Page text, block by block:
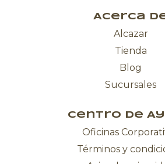
Acerca
Alcazar
Tienda
Blog
Sucursales
Centro de
Oficinas
Términos y